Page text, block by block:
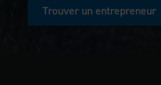
Trouver un entrepreneur